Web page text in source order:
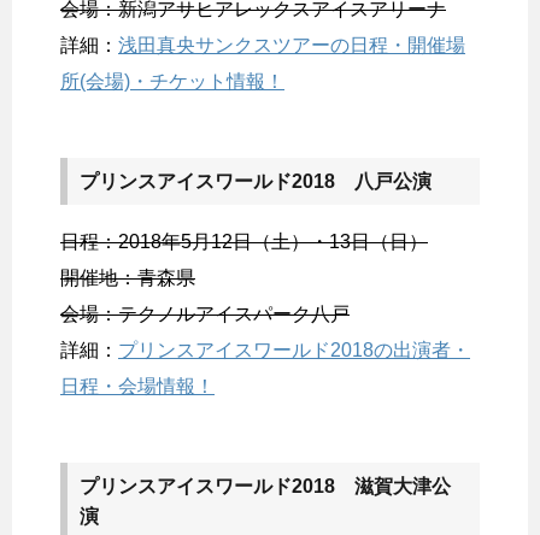
会場：新潟アサヒアレックスアイスアリーナ
詳細： 浅田真央サンクスツアーの日程・開催場
所(会場)・チケット情報！
プリンスアイスワールド2018 八戸公演
日程：2018年5月12日（土）・13日（日）
開催地：青森県
会場：テクノルアイスパーク八戸
詳細： プリンスアイスワールド2018の出演者・
日程・会場情報！
プリンスアイスワールド2018 滋賀大津公
演